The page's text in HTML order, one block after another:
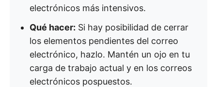
electrónicos más intensivos.
Qué hacer: Si hay posibilidad de cerrar
los elementos pendientes del correo
electrónico, hazlo. Mantén un ojo en tu
carga de trabajo actual y en los correos
electrónicos pospuestos.